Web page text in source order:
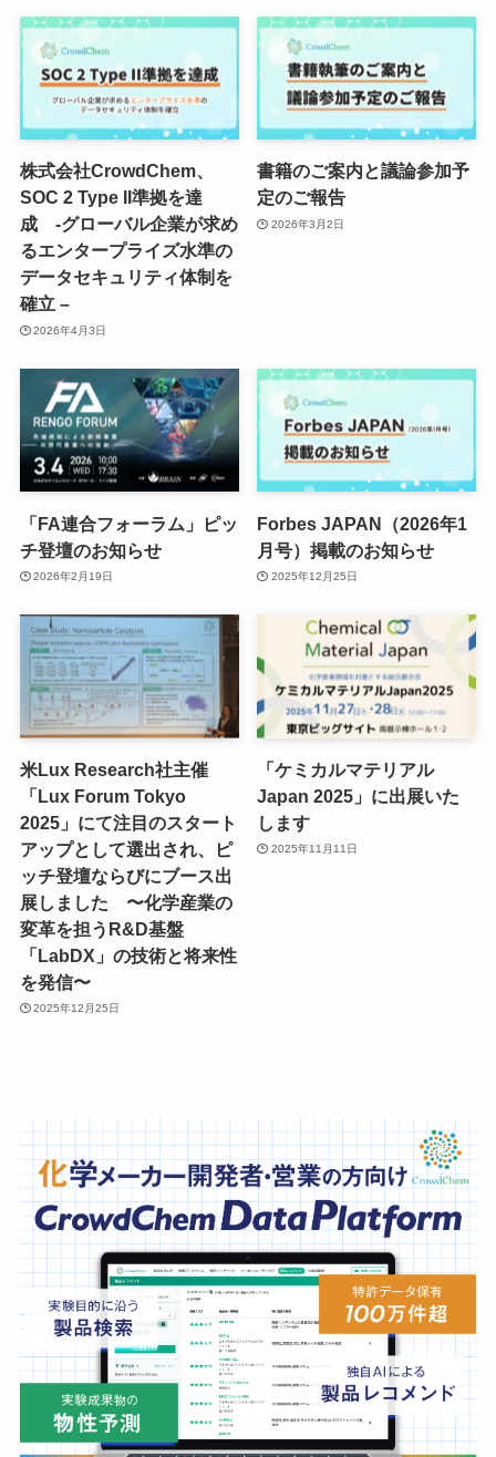
株式会社CrowdChem、
SOC 2 Type II準拠を達
成 -グローバル企業が求め
るエンタープライズ水準の
データセキュリティ体制を
確立 –
2026年4月3日
書籍のご案内と議論参加予
定のご報告
2026年3月2日
「FA連合フォーラム」ピッ
チ登壇のお知らせ
2026年2月19日
Forbes JAPAN（2026年1
月号）掲載のお知らせ
2025年12月25日
米Lux Research社主催
「Lux Forum Tokyo
2025」にて注目のスタート
アップとして選出され、ピ
ッチ登壇ならびにブース出
展しました 〜化学産業の
変革を担うR&D基盤
「LabDX」の技術と将来性
を発信〜
2025年12月25日
「ケミカルマテリアル
Japan 2025」に出展いた
します
2025年11月11日